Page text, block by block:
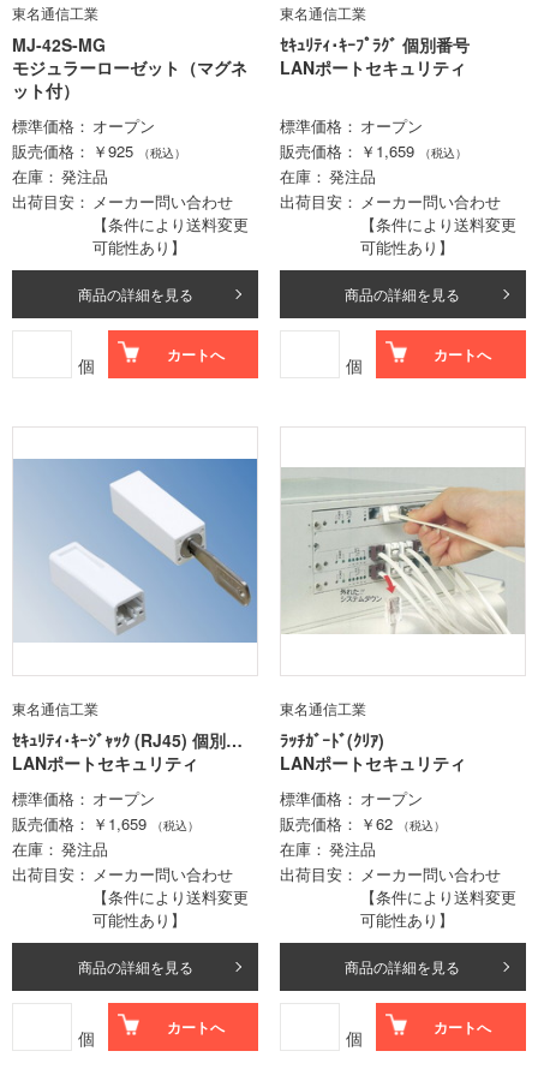
東名通信工業
MJ-42S-MG
モジュラーローゼット（マグネ
ット付）
標準価格
オープン
販売価格
￥925 （税込）
在庫
発注品
出荷目安
メーカー問い合わせ
【条件により送料変更
可能性あり】
商品の詳細を見る
個 カートへ
東名通信工業
ｾｷｭﾘﾃｨ･ｷｰﾌﾟﾗｸﾞ 個別番号
LANポートセキュリティ
標準価格
オープン
販売価格
￥1,659 （税込）
在庫
発注品
出荷目安
メーカー問い合わせ
【条件により送料変更
可能性あり】
商品の詳細を見る
個 カートへ
東名通信工業
ｾｷｭﾘﾃｨ･ｷｰｼﾞｬｯｸ (RJ45) 個別番
号
LANポートセキュリティ
標準価格
オープン
販売価格
￥1,659 （税込）
在庫
発注品
出荷目安
メーカー問い合わせ
【条件により送料変更
可能性あり】
商品の詳細を見る
個 カートへ
東名通信工業
ﾗｯﾁｶﾞｰﾄﾞ(ｸﾘｱ)
LANポートセキュリティ
標準価格
オープン
販売価格
￥62 （税込）
在庫
発注品
出荷目安
メーカー問い合わせ
【条件により送料変更
可能性あり】
商品の詳細を見る
個 カートへ